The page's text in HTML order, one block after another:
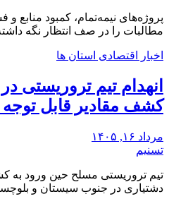
‌پروژه‌های نیمه‌تمام، کمبود
‌مطالبات ‌را در صف انتظار نگه
اخبار اقتصادی استان ها
انهدام تیم تروریستی
کشف مقادیر قابل
مرداد ۱۶, ۱۴۰۵
تسنیم
تیم تروریستی مسلح حین ورود به
دشتیاری در جنوب سیستان و